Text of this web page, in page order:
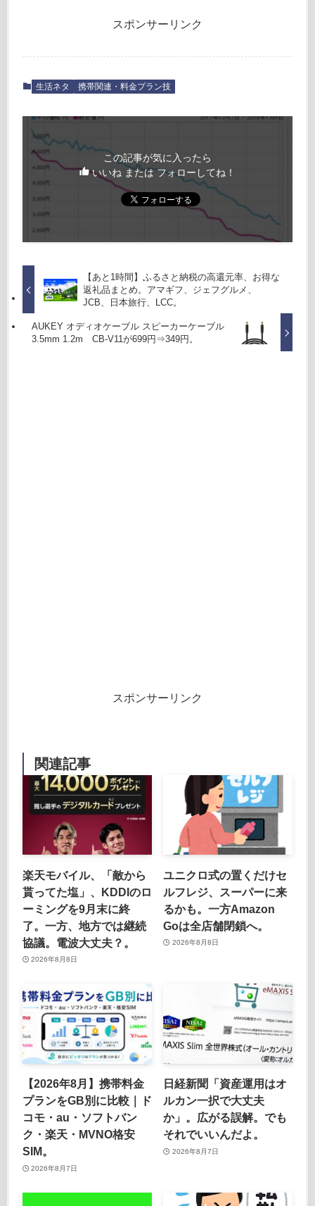
スポンサーリンク
生活ネタ 携帯関連・料金プラン技
この記事が気に入ったら
いいね または フォローしてね！
【あと1時間】ふるさと納税の高還元率、お得な
返礼品まとめ。アマギフ、ジェフグルメ、
JCB、日本旅行、LCC。
AUKEY オディオケーブル スピーカーケーブル
3.5mm 1.2m CB-V11が699円⇒349円。
スポンサーリンク
関連記事
楽天モバイル、「敵から
貰ってた塩」、KDDIのロ
ーミングを9月末に終
了。一方、地方では継続
協議。電波大丈夫？。
2026年8月8日
ユニクロ式の置くだけセ
ルフレジ、スーパーに来
るかも。一方Amazon
Goは全店舗閉鎖へ。
2026年8月8日
【2026年8月】携帯料金
プランをGB別に比較｜ド
コモ・au・ソフトバン
ク・楽天・MVNO格安
SIM。
2026年8月7日
日経新聞「資産運用はオ
ルカン一択で大丈夫
か」。広がる誤解。でも
それでいいんだよ。
2026年8月7日